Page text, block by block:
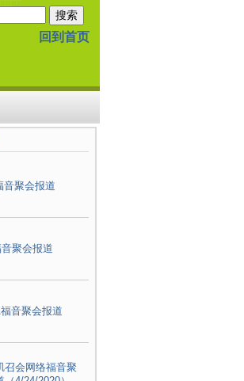
回到首页
音聚会报道
聚会报道
音聚会报道
召会网络福音聚